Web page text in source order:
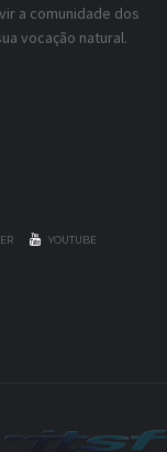
a comunidade dos
vocação natural.
YOUTUBE